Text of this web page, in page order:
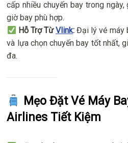
cấp nhiều chuyến bay trong
giờ bay phù hợp.
Hỗ Trợ TừVlink:Đại lý vé máy
và lựa chọn chuyến bay tốt nhất,
đa.
Mẹo Đặt Vé Máy
Airlines Tiết Kiệm